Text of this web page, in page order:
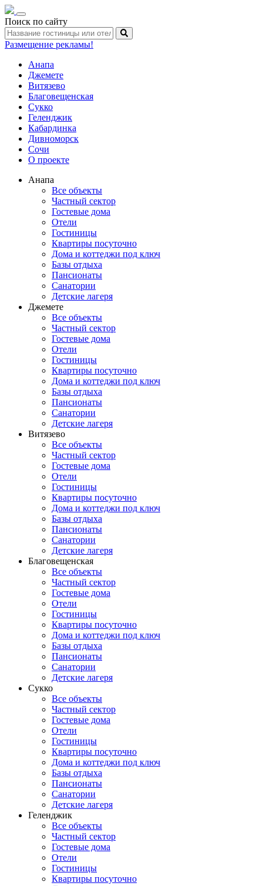
Toggle
navigation
Поиск по сайту
Размещение рекламы!
Анапа
Джемете
Витязево
Благовещенская
Сукко
Геленджик
Кабардинка
Дивноморск
Сочи
О проекте
Анапа
Все объекты
Частный сектор
Гостевые дома
Отели
Гостиницы
Квартиры посуточно
Дома и коттеджи под ключ
Базы отдыха
Пансионаты
Санатории
Детские лагеря
Джемете
Все объекты
Частный сектор
Гостевые дома
Отели
Гостиницы
Квартиры посуточно
Дома и коттеджи под ключ
Базы отдыха
Пансионаты
Санатории
Детские лагеря
Витязево
Все объекты
Частный сектор
Гостевые дома
Отели
Гостиницы
Квартиры посуточно
Дома и коттеджи под ключ
Базы отдыха
Пансионаты
Санатории
Детские лагеря
Благовещенская
Все объекты
Частный сектор
Гостевые дома
Отели
Гостиницы
Квартиры посуточно
Дома и коттеджи под ключ
Базы отдыха
Пансионаты
Санатории
Детские лагеря
Сукко
Все объекты
Частный сектор
Гостевые дома
Отели
Гостиницы
Квартиры посуточно
Дома и коттеджи под ключ
Базы отдыха
Пансионаты
Санатории
Детские лагеря
Геленджик
Все объекты
Частный сектор
Гостевые дома
Отели
Гостиницы
Квартиры посуточно